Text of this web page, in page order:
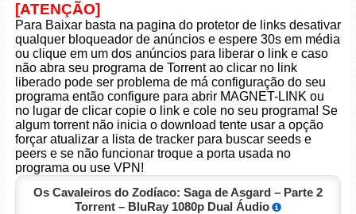
[ATENÇÃO]
Para Baixar basta na pagina do protetor de links desativar
qualquer bloqueador de anúncios e espere 30s em média
ou clique em um dos anúncios para liberar o link e caso
não abra seu programa de Torrent ao clicar no link
liberado pode ser problema de má configuração do seu
programa então configure para abrir MAGNET-LINK ou
no lugar de clicar copie o link e cole no seu programa! Se
algum torrent não inicia o download tente usar a opção
forçar atualizar a lista de tracker para buscar seeds e
peers e se não funcionar troque a porta usada no
programa ou use VPN!
Os Cavaleiros do Zodíaco: Saga de Asgard – Parte 2
Torrent – BluRay 1080p Dual Áudio